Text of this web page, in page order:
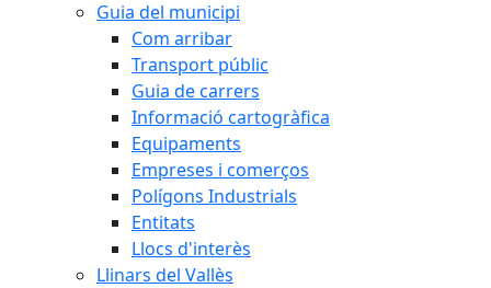
Guia del municipi
Com arribar
Transport públic
Guia de carrers
Informació cartogràfica
Equipaments
Empreses i comerços
Polígons Industrials
Entitats
Llocs d'interès
Llinars del Vallès